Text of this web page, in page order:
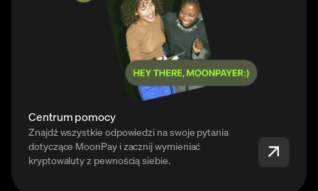
Centrum pomocy
Znajdź wszystkie odpowiedzi na swoje pytania
dotyczące MoonPay i zacznij wymieniać
kryptowaluty z pewnością siebie.